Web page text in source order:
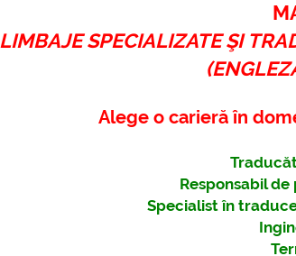
LIMBAJE SPECIALIZATE ŞI
Alege o carieră în
Responsabil
Specialist în
further information...